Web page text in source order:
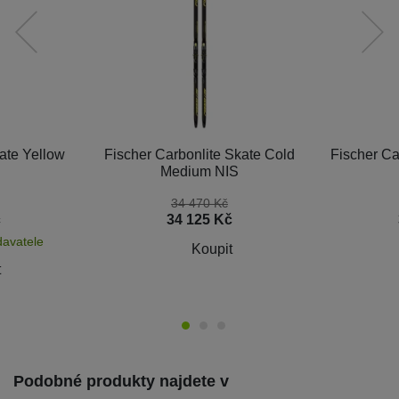
Fischer Carbonlite Skate Cold
Medium NIS
34 470Kč
34 125 Kč
Koupit
Fischer
Yellow
Podobné produkty najdete v